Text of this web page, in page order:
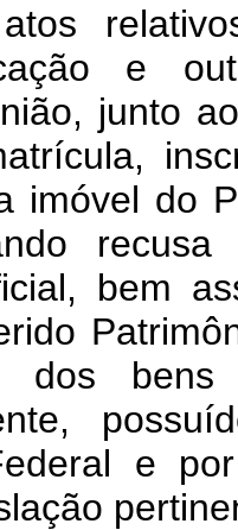
e
junto
imóvel do
bem
dos bens
e